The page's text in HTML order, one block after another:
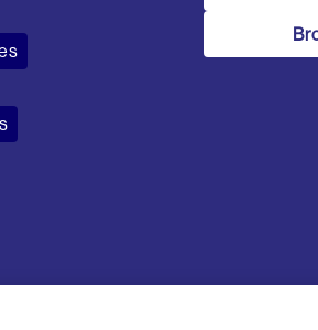
Établissement
Supérieur